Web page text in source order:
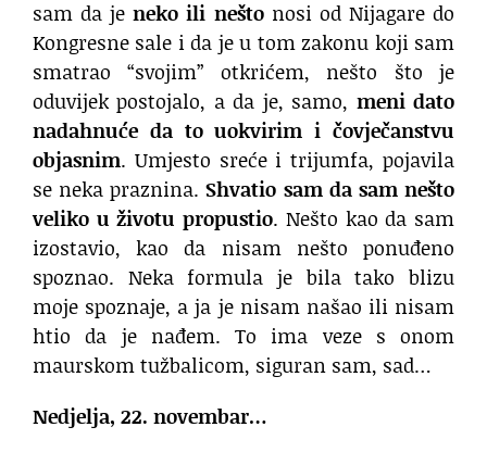
sam da jeneko ili neštonosi od Nijagare do
Kongresne sale i da je u tom zakonu koji sam
smatrao “svojim” otkrićem, nešto što je
oduvijek postojalo, a da je, samo, meni dato
nadahnuće da to uokvirim i čovječanstvu
objasnim. Umjesto sreće i trijumfa, pojavila
se neka praznina.Shvatio sam da sam nešto
veliko u životu propustio. Nešto kao da sam
izostavio, kao da nisam nešto ponuđeno
spoznao. Neka formula je bila tako blizu
moje spoznaje, a ja je nisam našao ili nisam
htio da je nađem. To ima veze s onom
maurskom tužbalicom, siguran sam, sad…
Nedjelja, 22. novembar…